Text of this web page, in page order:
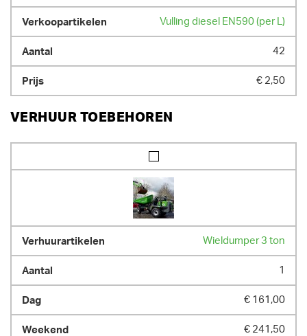
GEWICHT
3500.00 kg Vulling diesel EN590 (per L)
42
€ 2,50
VERHUUR TOEBEHOREN
Wieldumper 3 ton
1
€ 161,00
€ 241,50